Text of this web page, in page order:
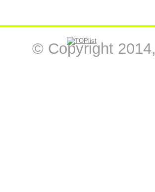
© Copyright 2014,